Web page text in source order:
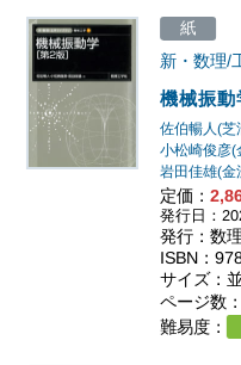
機械振
新・数理/
佐伯暢人(
小松崎俊彦
岩田佳雄(
定価：
紙
発行日：
発行：数
ISBN：
サイズ：
ページ数
難易度：